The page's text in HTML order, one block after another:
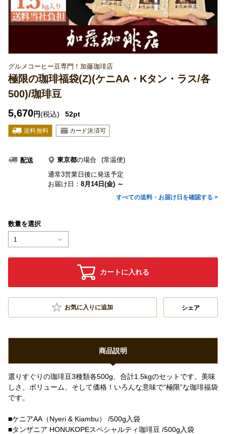
グルメコーヒー豆専門！加藤珈琲店
極限の珈琲福袋(Z)(ケニAA・Kタン・ラス/各
500)/珈琲豆
5,670円(税込) 52pt
配送 東京都の場合
(常温便)
通常3営業日後に発送予定
お届け日： 8月14日(金) ～
すべての送料・お届け日を確認する >
数量を選択
1
カートに入れる
お気に入りに追加 シェア
商品説明
選りすぐりの珈琲豆3種類各500g、合計1.5kgのセットです。美味
しさ、ボリューム、そして価格！いろんな意味で“極限”な珈琲福袋
です。
■ケニアAA（Nyeri & Kiambu） /500g入袋
■タンザニア HONUKOPEスペシャルティ珈琲豆 /500g入袋